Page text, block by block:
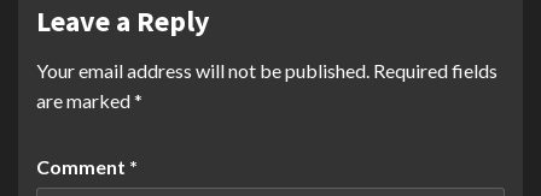
Leave a Reply
Your email address will not be published. Required fields
are marked*
Comment *